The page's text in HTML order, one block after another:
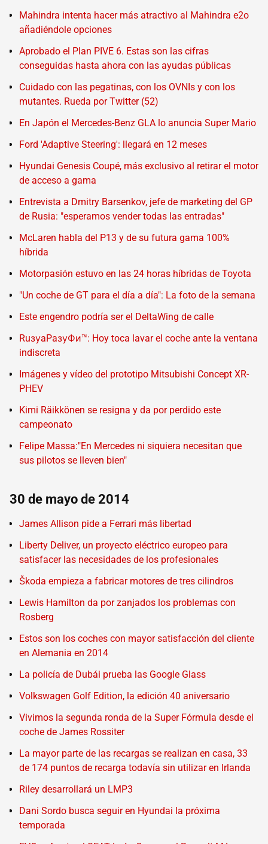
Mahindra intenta hacer más atractivo al Mahindra e2o
añadiéndole opciones
Aprobado el Plan PIVE 6. Estas son las cifras
conseguidas hasta ahora con las ayudas públicas
Cuidado con las pegatinas, con los OVNIs y con los
mutantes. Rueda por Twitter (52)
En Japón el Mercedes-Benz GLA lo anuncia Super Mario
Ford 'Adaptive Steering': llegará en 12 meses
Hyundai Genesis Coupé, más exclusivo al retirar el motor
de acceso a gama
Entrevista a Dmitry Barsenkov, jefe de marketing del GP
de Rusia: "esperamos vender todas las entradas"
McLaren habla del P13 y de su futura gama 100%
híbrida
Motorpasión estuvo en las 24 horas híbridas de Toyota
"Un coche de GT para el día a día": La foto de la semana
Este engendro podría ser el DeltaWing de calle
RuзуaPaзуФи™: Hoy toca lavar el coche ante la ventana
indiscreta
Imágenes y vídeo del prototipo Mitsubishi Concept XR-
PHEV
Kimi Räikkönen se resigna y da por perdido este
campeonato
Felipe Massa:"En Mercedes ni siquiera necesitan que
sus pilotos se lleven bien"
30 de mayo de 2014
James Allison pide a Ferrari más libertad
Liberty Deliver, un proyecto eléctrico europeo para
satisfacer las necesidades de los profesionales
Škoda empieza a fabricar motores de tres cilindros
Lewis Hamilton da por zanjados los problemas con
Rosberg
Estos son los coches con mayor satisfacción del cliente
en Alemania en 2014
La policía de Dubái prueba las Google Glass
Volkswagen Golf Edition, la edición 40 aniversario
Vivimos la segunda ronda de la Super Fórmula desde el
coche de James Rossiter
La mayor parte de las recargas se realizan en casa, 33
de 174 puntos de recarga todavía sin utilizar en Irlanda
Riley desarrollará un LMP3
Dani Sordo busca seguir en Hyundai la próxima
temporada